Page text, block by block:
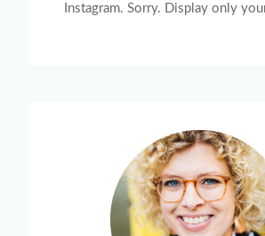
Instagram. Sorry. Display only